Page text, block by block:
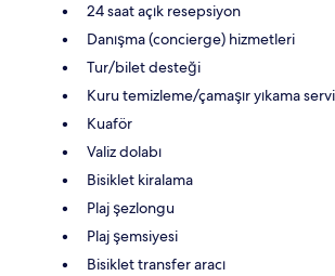
24 saat açık resepsiyon
Danışma (concierge) hizmetleri
Tur/bilet desteği
Kuru temizleme/çamaşır yıkama
Kuaför
Valiz dolabı
Bisiklet kiralama
Plaj şezlongu
Plaj şemsiyesi
Bisiklet transfer aracı